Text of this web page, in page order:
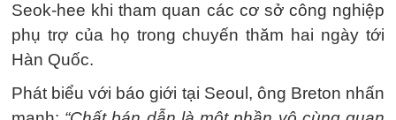
Seok-hee khi tham quan các cơ sở công nghiệp
phụ trợ của họ trong chuyến thăm hai ngày tới
Hàn Quốc.
Phát biểu với báo giới tại Seoul, ông Breton nhấn